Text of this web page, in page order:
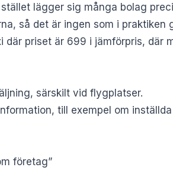
lägger sig många bolag
så det är ingen som i praktiken
där priset är 699 i jämförpris, där
särskilt vid flygplatser.
till exempel om
företag”